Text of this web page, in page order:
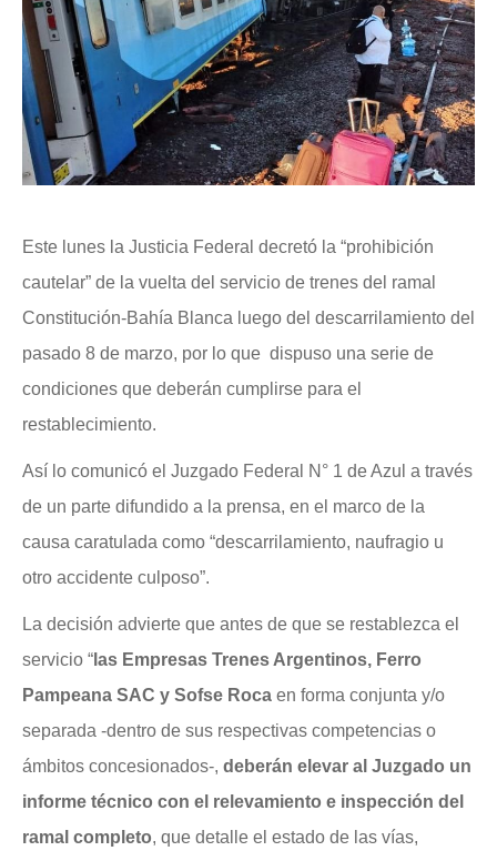
Este lunes la Justicia Federal decretó la “prohibición
cautelar” de la vuelta del servicio de trenes del ramal
Constitución-Bahía Blanca luego del descarrilamiento del
pasado 8 de marzo, por lo que dispuso una serie de
condiciones que deberán cumplirse para el
restablecimiento.
Así lo comunicó el Juzgado Federal N° 1 de Azul a través
de un parte difundido a la prensa, en el marco de la
causa caratulada como “descarrilamiento, naufragio u
otro accidente culposo”.
La decisión advierte que antes de que se restablezca el
servicio “ las Empresas Trenes Argentinos, Ferro
Pampeana SAC y Sofse Roca en forma conjunta y/o
separada -dentro de sus respectivas competencias o
ámbitos concesionados-, deberán elevar al Juzgado un
informe técnico con el relevamiento e inspección del
ramal completo, que detalle el estado de las vías,